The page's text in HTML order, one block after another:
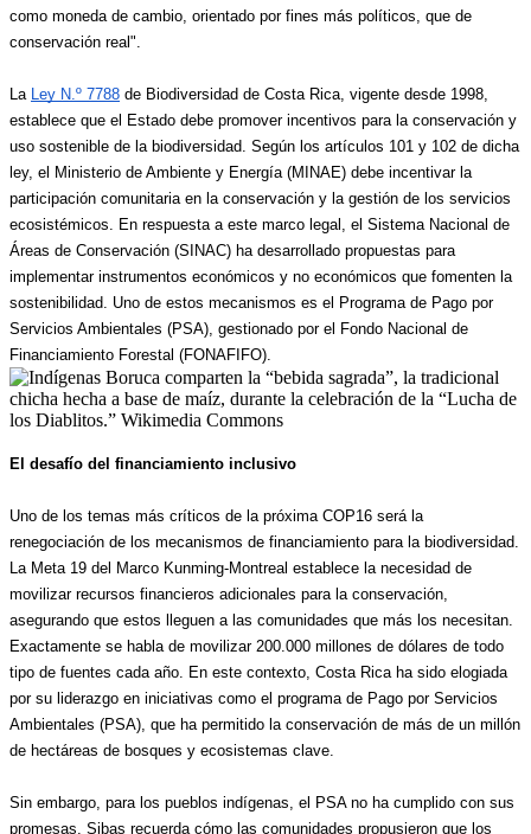
como moneda de cambio, orientado por fines más políticos, que de
conservación real"​.
La Ley N.º 7788 de Biodiversidad de Costa Rica, vigente desde 1998,
establece que el Estado debe promover incentivos para la conservación y
uso sostenible de la biodiversidad. Según los artículos 101 y 102 de dicha
ley, el Ministerio de Ambiente y Energía (MINAE) debe incentivar la
participación comunitaria en la conservación y la gestión de los servicios
ecosistémicos. En respuesta a este marco legal, el Sistema Nacional de
Áreas de Conservación (SINAC) ha desarrollado propuestas para
implementar instrumentos económicos y no económicos que fomenten la
sostenibilidad. Uno de estos mecanismos es el Programa de Pago por
Servicios Ambientales (PSA), gestionado por el Fondo Nacional de
Financiamiento Forestal (FONAFIFO).
El desafío del financiamiento inclusivo
Uno de los temas más críticos de la próxima COP16 será la
renegociación de los mecanismos de financiamiento para la biodiversidad.
La Meta 19 del Marco Kunming-Montreal establece la necesidad de
movilizar recursos financieros adicionales para la conservación,
asegurando que estos lleguen a las comunidades que más los necesitan.
Exactamente se habla de movilizar 200.000 millones de dólares de todo
tipo de fuentes cada año. En este contexto, Costa Rica ha sido elogiada
por su liderazgo en iniciativas como el programa de Pago por Servicios
Ambientales (PSA), que ha permitido la conservación de más de un millón
de hectáreas de bosques y ecosistemas clave.
Sin embargo, para los pueblos indígenas, el PSA no ha cumplido con sus
promesas. Sibas recuerda cómo las comunidades propusieron que los